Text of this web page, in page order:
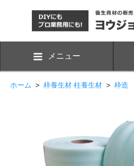
メニュー
ホーム > 枠養生材 柱養生材 > 枠造